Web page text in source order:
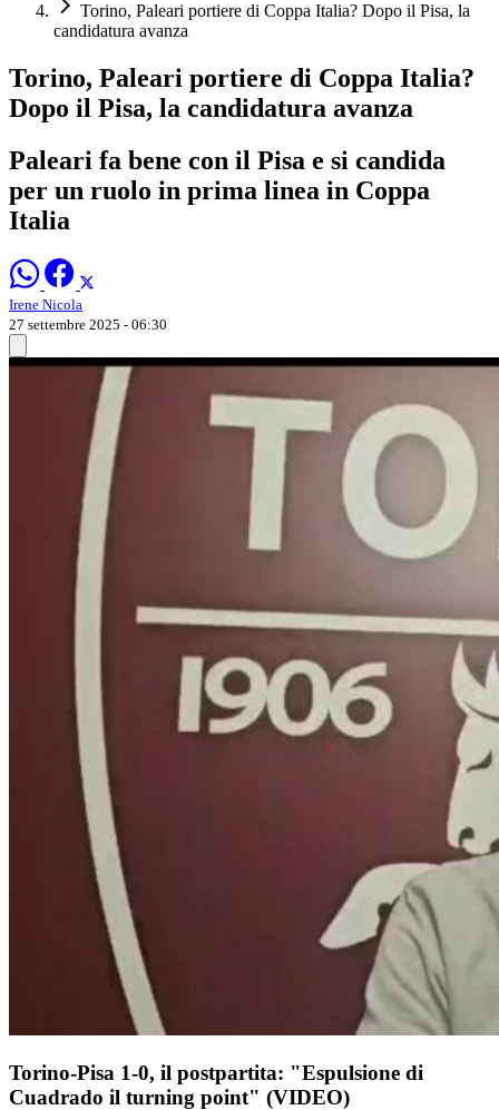
Torino, Paleari portiere di Coppa Italia? Dopo il Pisa, la
candidatura avanza
Torino, Paleari portiere di Coppa Italia?
Dopo il Pisa, la candidatura avanza
Paleari fa bene con il Pisa e si candida
per un ruolo in prima linea in Coppa
Italia
Irene Nicola
27 settembre 2025 - 06:30
Torino-Pisa 1-0, il postpartita: "Espulsione di
Cuadrado il turning point" (VIDEO)